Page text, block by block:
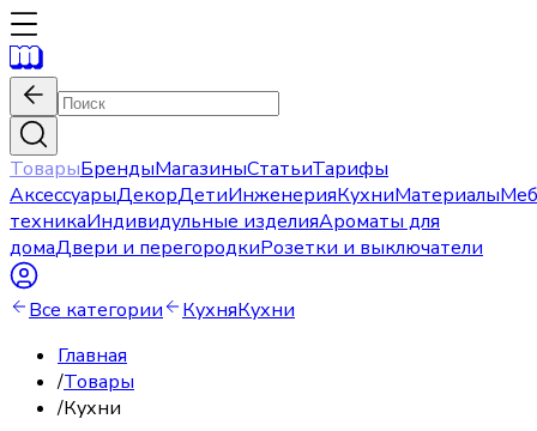
ТоварыБрендыМагазиныСтатьиТарифы
АксессуарыДекорДетиИнженерияКухниМатериалы
техникаИндивидульные изделияАроматы для
домаДвери и перегородкиРозетки и выключатели
Все категории КухняКухни
Главная
/Товары
/Кухни